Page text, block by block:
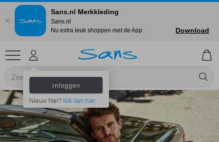
Inloggen
Nieuw hier? klik dan hier
Sans.nl Merkkleding
Sans.nl
Nu extra leuk shoppen met de App.
Download